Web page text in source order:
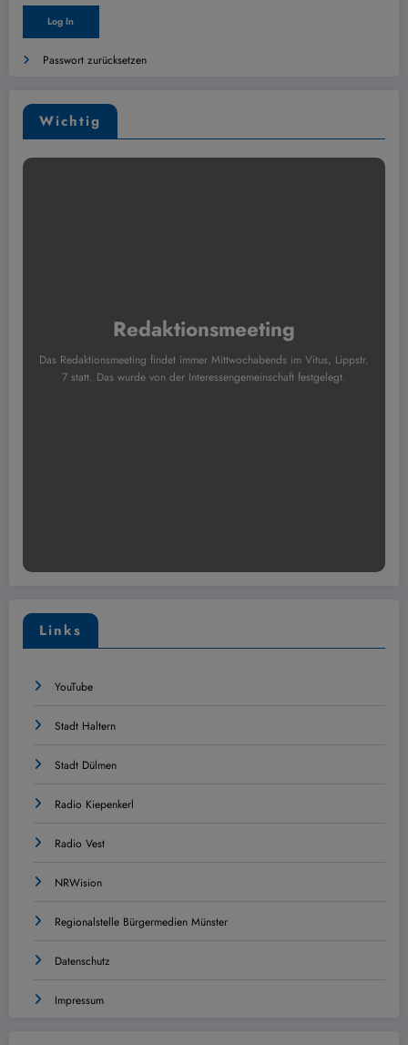
Passwort zurücksetzen
Wichtig
Redaktionsmeeting
Das Redaktionsmeeting findet immer Mittwochabends im Vitus, Lippstr.
7 statt. Das wurde von der Interessengemeinschaft festgelegt.
Links
YouTube
Stadt Haltern
Stadt Dülmen
Radio Kiepenkerl
Radio Vest
NRWision
Regionalstelle Bürgermedien Münster
Datenschutz
Impressum